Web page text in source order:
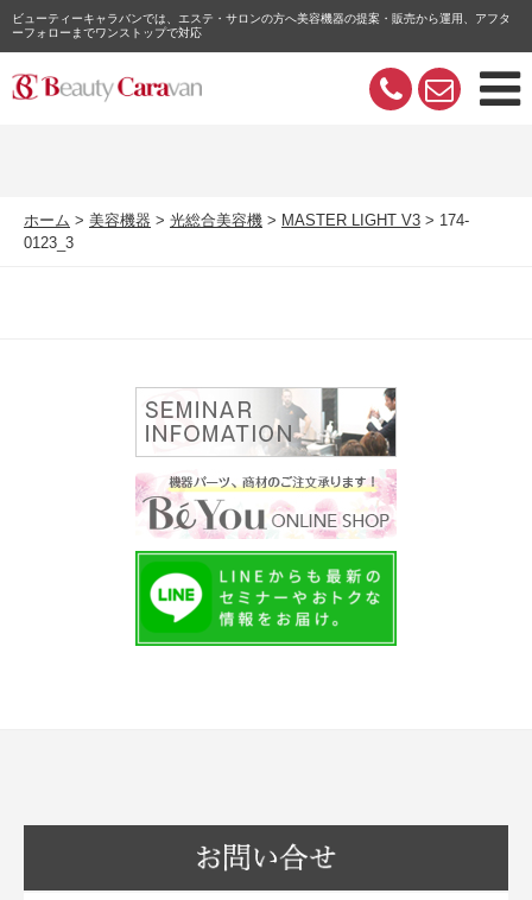
ビューティーキャラバンでは、エステ・サロンの方へ美容機器の提案・販売から運用、アフタ
ーフォローまでワンストップで対応
ホーム 美容機器 光総合美容機 MASTER LIGHT V3
174-
0123_3